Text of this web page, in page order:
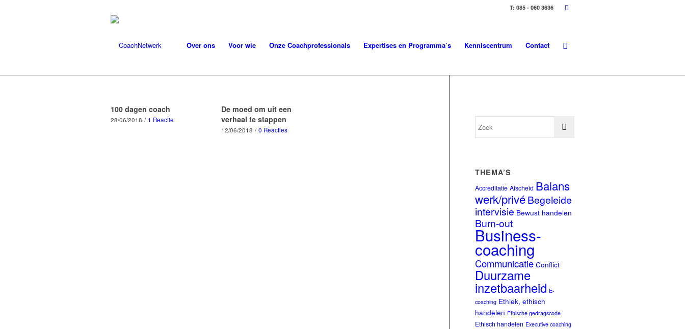
T: 085 - 060 3636
Over ons Voor wie Onze Coachprofessionals Expertises en Programma’s Kenniscentrum Contact
100 dagen coach
28/06/2018 / 1 Reactie
De moed om uit een
verhaal te stappen
12/06/2018 / 0 Reacties
THEMA’S
Accreditatie Afscheid Balans
werk/privéBegeleide
intervisie Bewust handelen
Burn-out
Business-
coaching
Communicatie Conflict
Duurzame
inzetbaarheid E-
coaching Ethiek, ethisch
handelen Ethische gedragscode
Ethisch handelen Executive coaching